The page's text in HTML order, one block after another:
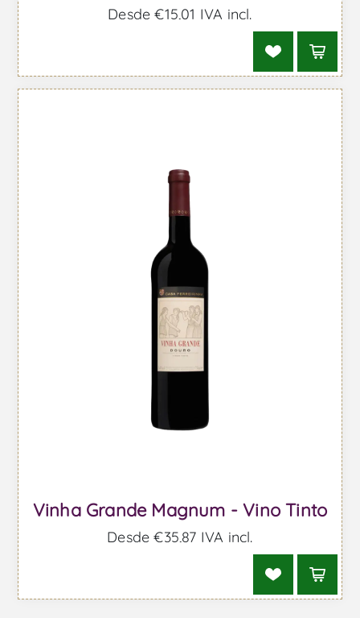
Desde €15,01 IVA incl.
Vinha Grande Magnum - Vino Tinto
Desde €35,87 IVA incl.